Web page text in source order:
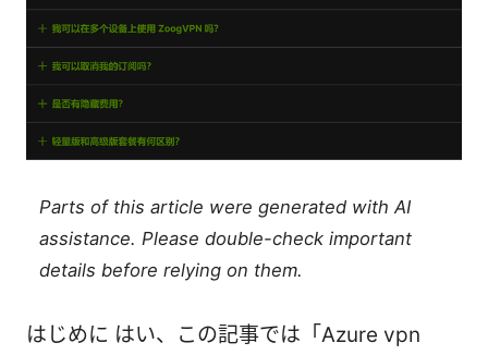
Parts of this article were generated with AI
assistance. Please double-check important
details before relying on them.
はじめに はい、この記事では「Azure vpn